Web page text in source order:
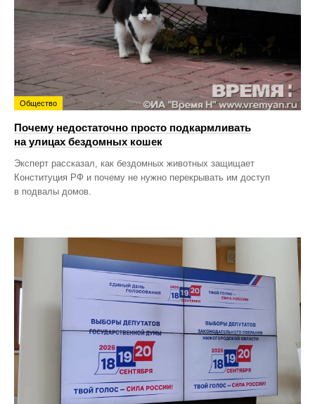
Общество
Почему недостаточно просто подкармливать
на улицах бездомных кошек
Эксперт рассказал, как бездомных животных защищает
Конституция РФ и почему не нужно перекрывать им доступ
в подвалы домов.